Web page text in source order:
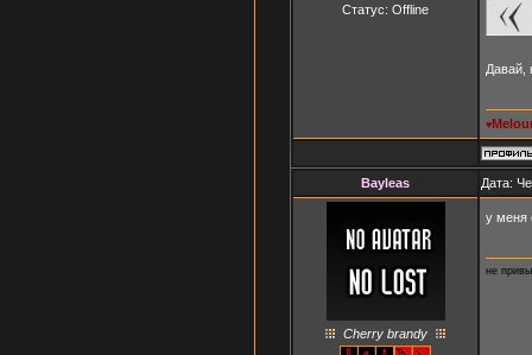
Статус: Offline
Давай,
♥
Bayleas Дата:
Сherry brandy
у меня
не